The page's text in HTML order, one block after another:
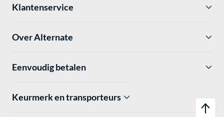
Klantenservice
Over Alternate
Eenvoudig betalen
Keurmerk en transporteurs